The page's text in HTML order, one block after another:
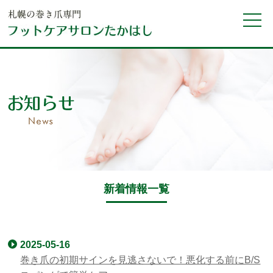
新着情報一覧
2025-05-16
巻き爪の初期サインを見逃さないで！悪化する前にB/S